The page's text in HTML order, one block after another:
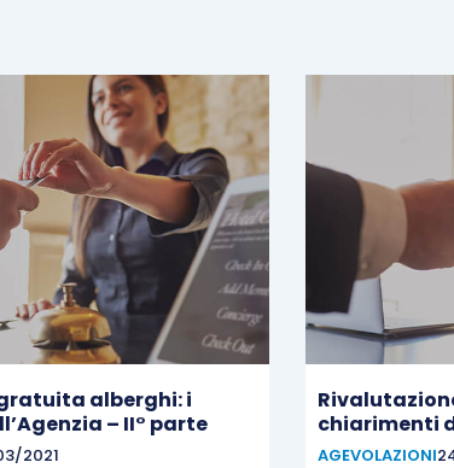
alberghi: i
– II° parte
2021
chiarimenti
AGEVOLAZIONI